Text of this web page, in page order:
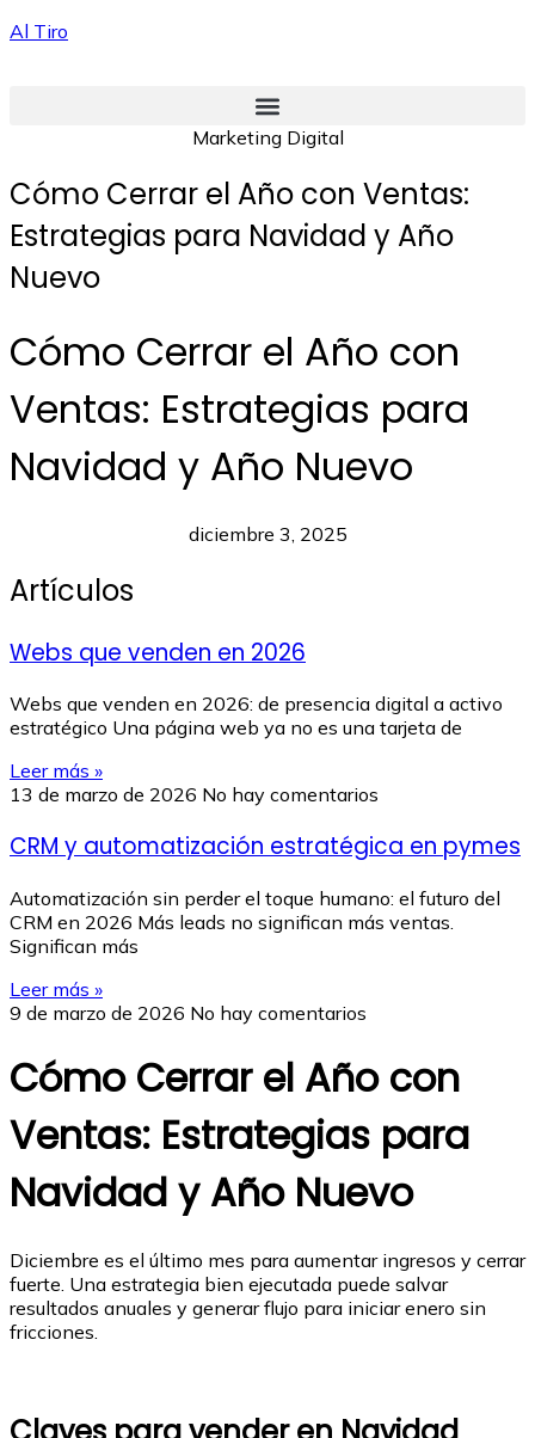
Al Tiro
Marketing Digital
Cómo Cerrar el Año con Ventas:
Estrategias para Navidad y Año
Nuevo
Cómo Cerrar el Año con
Ventas: Estrategias para
Navidad y Año Nuevo
diciembre 3, 2025
Artículos
Webs que venden en 2026
Webs que venden en 2026: de presencia digital a activo
estratégico Una página web ya no es una tarjeta de
Leer más »
13 de marzo de 2026 No hay comentarios
CRM y automatización estratégica en pymes
Automatización sin perder el toque humano: el futuro del
CRM en 2026 Más leads no significan más ventas.
Significan más
Leer más »
9 de marzo de 2026 No hay comentarios
Cómo Cerrar el Año con
Ventas: Estrategias para
Navidad y Año Nuevo
Diciembre es el último mes para aumentar ingresos y cerrar
fuerte. Una estrategia bien ejecutada puede salvar
resultados anuales y generar flujo para iniciar enero sin
fricciones.